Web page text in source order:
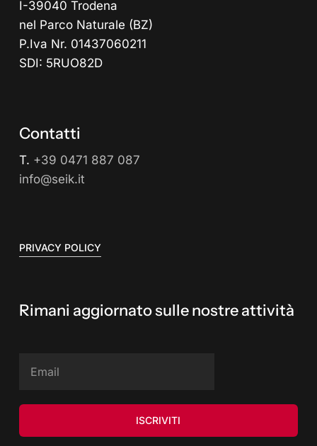
I-39040 Trodena
nel Parco Naturale (BZ)
P.Iva Nr. 01437060211
SDI: 5RUO82D
Contatti
T. +39 0471 887 087
info@seik.it
PRIVACY POLICY
Rimani aggiornato sulle nostre attività